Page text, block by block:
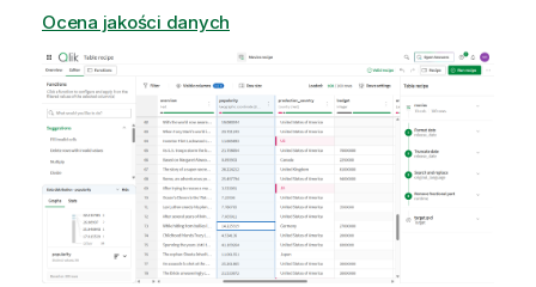
Ocena jakości danych